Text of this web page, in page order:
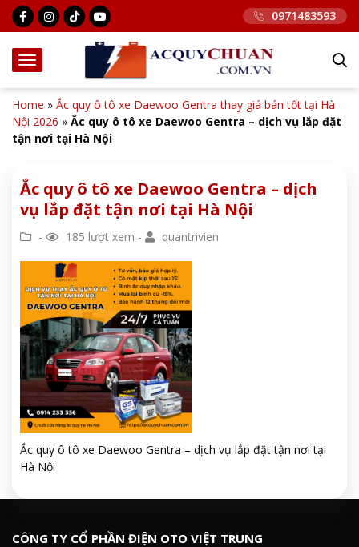
0971483593
Home » Ắc quy ô tô xe Daewoo Gentra thay giá bán tốt tại Hà
Nội 2026 » Ắc quy ô tô xe Daewoo Gentra – dịch vụ lắp đặt
tận nơi tại Hà Nội
Ắc quy ô tô xe Daewoo Gentra – dịch
vụ lắp đặt tận nơi tại Hà Nội
- 185 lượt xem - quantrivien
Ắc quy ô tô xe Daewoo Gentra – dịch vụ lắp đặt tận nơi tại
Hà Nội
CÔNG TY CỔ PHẦN ĐIỆN OTO VIỆT TRUNG